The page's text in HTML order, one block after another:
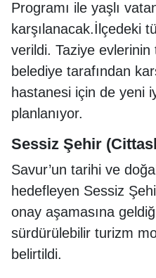
Programı ile yaşlı
karşılanacak.İlçedeki
verildi. Taziye
belediye tarafından
hastanesi için de yeni
planlanıyor.
Sessiz Şehir
Savur’un tarihi ve
hedefleyen Sessiz
onay aşamasına
sürdürülebilir turizm
belirtildi.